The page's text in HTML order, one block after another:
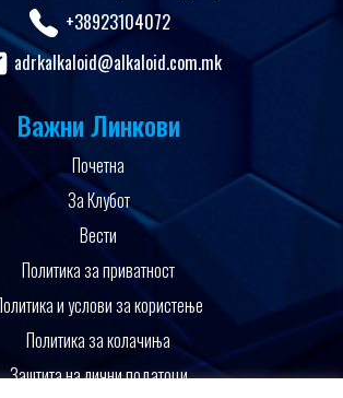
+38923104072
adrkalkaloid@alkaloid.com.mk
Важни Линкови
Почетна
За Клубот
Вести
Политика за приватност
и услови за користење
Политика за колачиња
Заштита на лични податоци